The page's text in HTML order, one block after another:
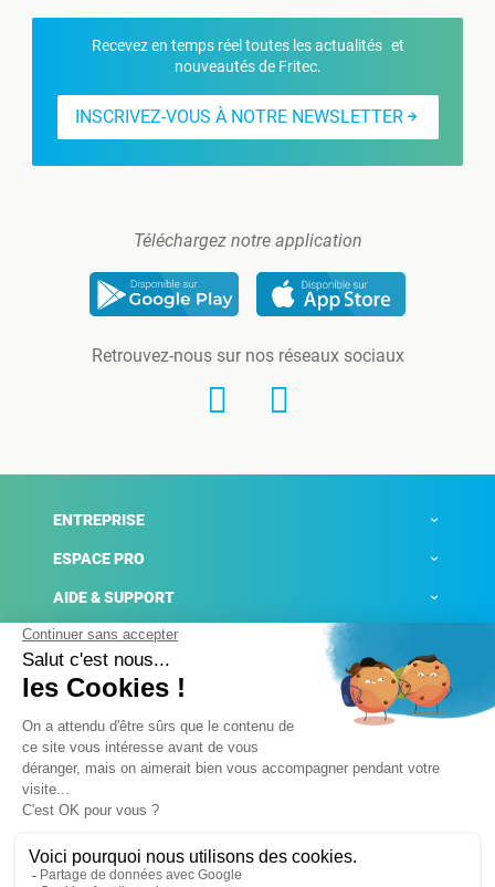
Recevez en temps réel toutes les actualités et
nouveautés de Fritec.
INSCRIVEZ-VOUS À NOTRE NEWSLETTER
Téléchargez notre application
Retrouvez-nous sur nos réseaux sociaux
ENTREPRISE
ESPACE PRO
AIDE & SUPPORT
ACTUALITÉS
Mentions légales
Conditions générales de ventes